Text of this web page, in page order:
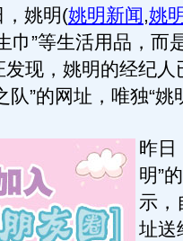
姚明(姚明新闻,姚
巾”等生活用品，而
现，姚明的经纪人
队”的网址，唯独“
昨日
明”
示，
址送